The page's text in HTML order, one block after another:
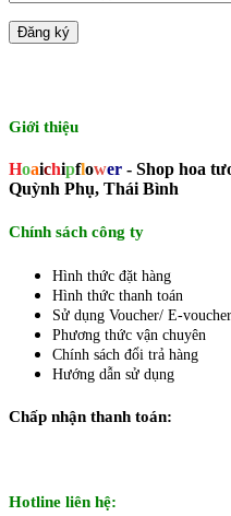
Giới thiệu
Hoaichipflower - Shop hoa
Quỳnh Phụ, Thái Bình
Chính sách công ty
Hình thức đặt hàng
Hình thức thanh toán
Sử dụng Voucher/ E-voucher
Phương thức vận chuyên
Chính sách đổi trả hàng
Hướng dẫn sử dụng
Chấp nhận thanh toán:
Hotline liên hệ: